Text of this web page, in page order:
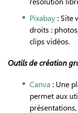
Pixabay : Site
droits :
clips vidéos.
Outils de création
Canva : Une
permet aux